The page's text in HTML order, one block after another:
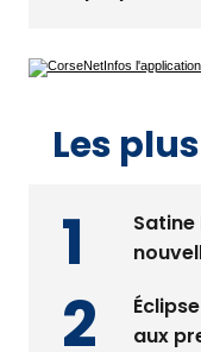
Les
aux